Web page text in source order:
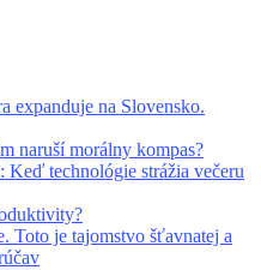
expanduje na Slovensko.
naruší morálny kompas?
Keď technológie strážia večeru
Toto je tajomstvo šťavnatej a